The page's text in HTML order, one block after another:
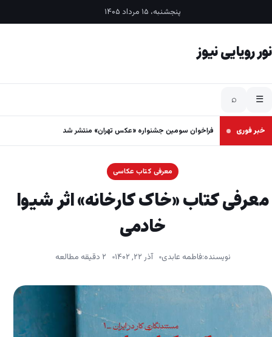
پنجشنبه، ۱۵ مرداد ۱۴۰۵
نور رویایی نیوز
☰
⌕
خبر فوری فراخوان سومین جشنواره «عکس تهران» منتشر شد
معرفی کتاب عکاسی
معرفی کتاب «خاک کارخانه» اثر شیوا
خادمی
نویسنده:فاطمه عابدی آذر ۲۲, ۱۴۰۲ ۲ دقیقه مطالعه